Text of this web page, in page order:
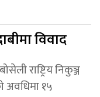
विवाद
राष्ट्रिय निकुञ्ज
१५